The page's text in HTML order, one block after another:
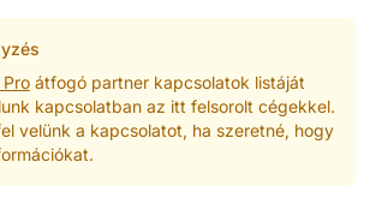
átfogó partner kapcsolatok listáját
kapcsolatban az itt felsorolt cégekkel.
velünk a kapcsolatot, ha szeretné, hogy